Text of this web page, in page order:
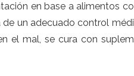
en base a alimentos
un adecuado control
el mal, se cura con